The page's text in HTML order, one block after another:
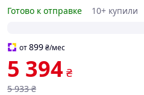
Готово к отправке
10+ купили
от899₴/мес
5 394 ₴
5 933 ₴